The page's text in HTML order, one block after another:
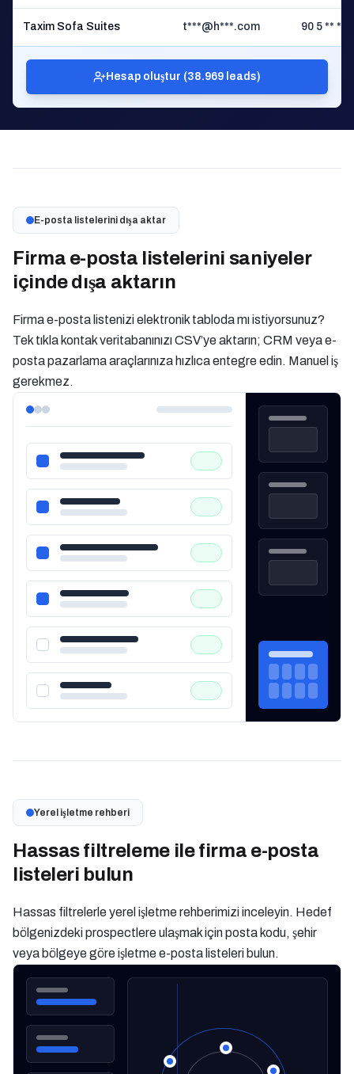
Taxim Sofa Suites t***@h***.com 90 5 ** **
Hesap oluştur (38.969 leads)
E-posta listelerini dışa aktar
Firma e-posta listelerini saniyeler
içinde dışa aktarın
Firma e-posta listenizi elektronik tabloda mı istiyorsunuz?
Tek tıkla kontak veritabanınızı CSV’ye aktarın; CRM veya e-
posta pazarlama araçlarınıza hızlıca entegre edin. Manuel iş
gerekmez.
Yerel işletme rehberi
Hassas filtreleme ile firma e-posta
listeleri bulun
Hassas filtrelerle yerel işletme rehberimizi inceleyin. Hedef
bölgenizdeki prospectlere ulaşmak için posta kodu, şehir
veya bölgeye göre işletme e-posta listeleri bulun.